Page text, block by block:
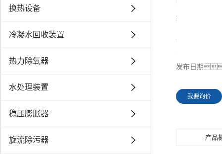
换热设备
冷凝水回收装置
热力除氧器
水处理装置
稳压膨胀器
旋流除污器
红杏app黄
发布日期
我要询价
产品